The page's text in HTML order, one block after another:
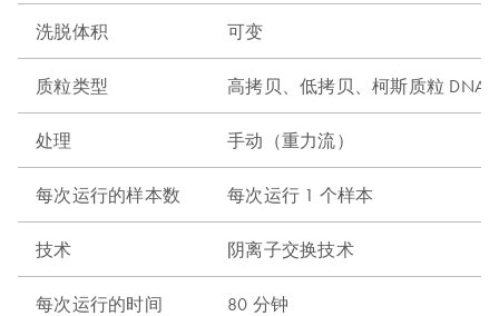
洗脱体积 可变
质粒类型 高拷贝、低拷贝、柯斯质粒 DNA
处理 手动（重力流）
每次运行的样本数 每次运行 1 个样本
技术 阴离子交换技术
每次运行的时间 80 分钟